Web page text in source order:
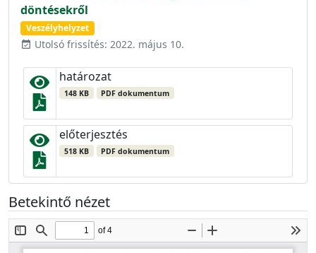
döntésekről
Veszélyhelyzet
event_available Utolsó frissítés: 2022. május 10.
határozat
148 KB PDF dokumentum
előterjesztés
518 KB PDF dokumentum
Betekintő nézet